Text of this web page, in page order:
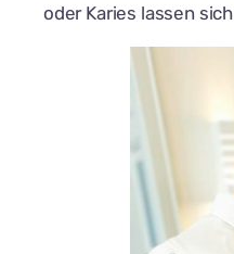
oder Karies lassen